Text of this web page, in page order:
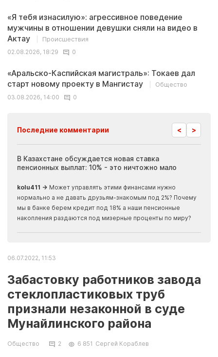
«Я тебя изнасилую»: агрессивное поведение
мужчины в отношении девушки сняли на видео в
Актау
Происшествия
02.08.2026, 18:29
0
«Аральско-Каспийская магистраль»: Токаев дал
старт новому проекту в Мангистау
Общество
03.08.2026, 14:00
0
Последние комментарии < >
В Казахстане обсуждается новая ставка
пенсионных выплат: 10% - это ничтожно мало
kolu411 → Может управлять этими финансами нужно
нормально а не давать друзьям-знакомым под 2%? Почему
мы в банке берем кредит под 18% а наши пенсионные
накопления раздаются под мизерные проценты по миру?
06.07.2022, 11:53
Забастовку работников завода
стеклопластиковых труб
признали незаконной в суде
Мунайлинского района
Общество 2 6 851 Сергей Кораблев